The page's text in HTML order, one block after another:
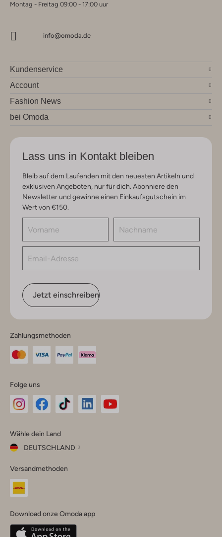
Montag - Freitag 09:00 - 17:00 uur
info@omoda.de
Kundenservice
Account
Fashion News
bei Omoda
Lass uns in Kontakt bleiben
Bleib auf dem Laufenden mit den neuesten Artikeln und
exklusiven Angeboten, nur für dich. Abonniere den
Newsletter und gewinne einen Einkaufsgutschein im
Wert von €150.
Jetzt einschreiben
Zahlungsmethoden
Folge uns
Instagram
Facebook
TikTok
Wähle dein Land
DEUTSCHLAND
dein
Land
Belgique(Français)
Versandmethoden
Download onze Omoda app